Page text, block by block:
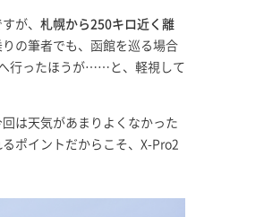
が、 札幌から250キロ近く離
の筆者でも、函館を巡る場合
行ったほうが……と、軽視して
は天気があまりよくなかった
ポイントだからこそ、X-Pro2